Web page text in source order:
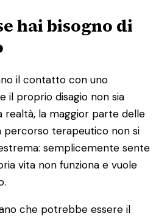
hai bisogno di
il contatto con uno
il proprio disagio non sia
realtà, la maggior parte delle
percorso terapeutico non si
semplicemente sente
vita non funziona e vuole
che potrebbe essere il